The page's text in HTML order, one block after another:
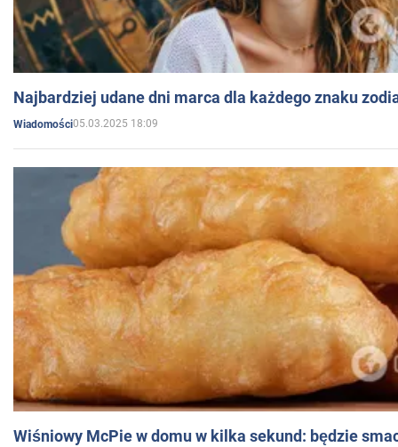
Najbardziej udane dni marca dla każdego znaku
Wiadomości05.03.2025 18:09
Wiśniowy McPie w domu w kilka sekund: będzie